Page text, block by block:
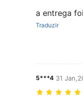
a entrega
Traduzir
5***4 31